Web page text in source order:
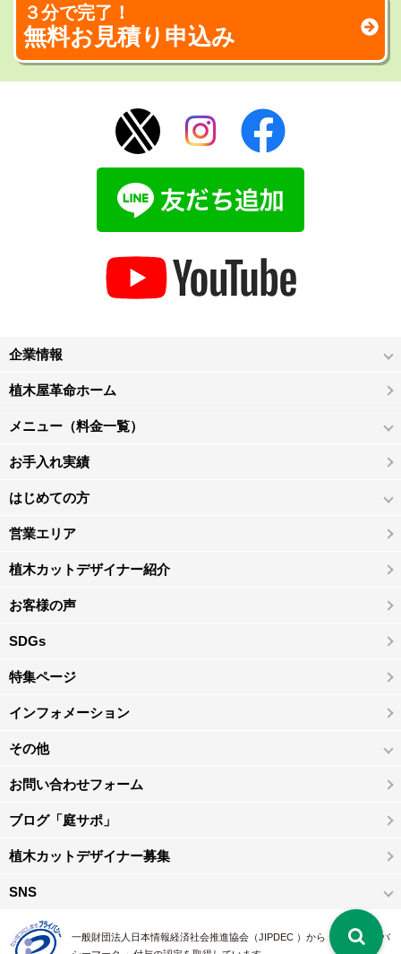
３分で完了！
無料お見積り申込み
企業情報
植木屋革命ホーム
メニュー（料金一覧）
お手入れ実績
はじめての方
営業エリア
植木カットデザイナー紹介
お客様の声
SDGs
特集ページ
インフォメーション
その他
お問い合わせフォーム
ブログ「庭サポ」
植木カットデザイナー募集
SNS
一般財団法人日本情報経済社会推進協会（JIPDEC ）から 、「 プライバ